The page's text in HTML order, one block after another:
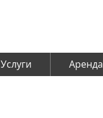
Услуги Аренда